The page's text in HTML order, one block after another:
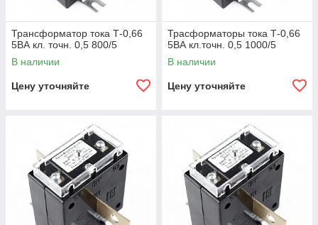
Трансформатор тока Т-0,66
5ВА кл. точн. 0,5 800/5
В наличии
Цену уточняйте
Трасформаторы тока Т-0,66
5ВА кл.точн. 0,5 1000/5
В наличии
Цену уточняйте